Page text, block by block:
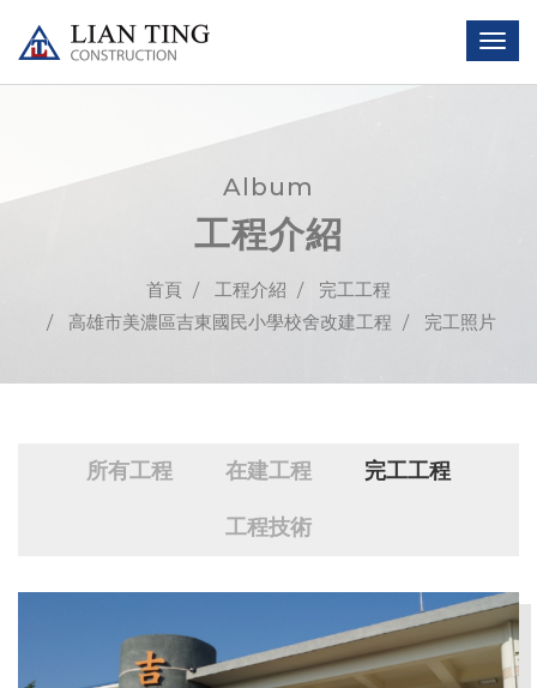
Album
工程介紹
首頁 工程介紹
完工工程
高雄市美濃區吉東國民小學校舍改建工程
完工照片
所有工程 在建工程 完工工程
工程技術